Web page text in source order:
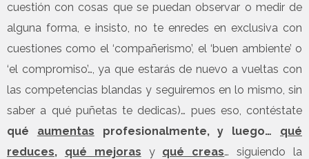
cuestión con cosas que se puedan observar o medir de
alguna forma, e insisto, no te enredes en exclusiva con
cuestiones como el ‘compañerismo’, el ‘buen ambiente’ o
‘el compromiso’…, ya que estarás de nuevo a vueltas con
las competencias blandas y seguiremos en lo mismo, sin
saber a qué puñetas te dedicas)… pues eso, contéstate
qué aumentas profesionalmente, y luego… qué
reduces, qué mejoras y qué creas… siguiendo la